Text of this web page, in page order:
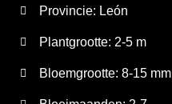
Provincie: León
Plantgrootte: 2-5 m
Bloemgrootte: 8-15 mm